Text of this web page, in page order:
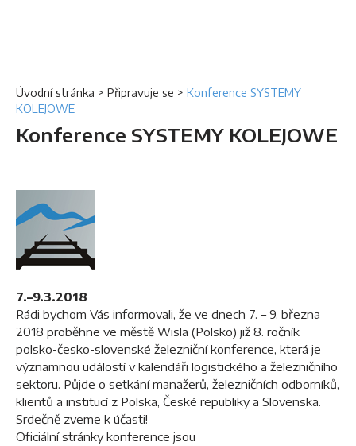
Úvodní stránka > Připravuje se > Konference SYSTEMY
KOLEJOWE
Konference SYSTEMY KOLEJOWE
7.–9.3.2018
Rádi bychom Vás informovali, že ve dnech 7. – 9. března
2018 proběhne ve městě Wisla (Polsko) již 8. ročník
polsko-česko-slovenské železniční konference, která je
významnou událostí v kalendáři logistického a železničního
sektoru. Půjde o setkání manažerů, železničních odborníků,
klientů a institucí z Polska, České republiky a Slovenska.
Srdečně zveme k účasti!
Oficiální stránky konference jsou